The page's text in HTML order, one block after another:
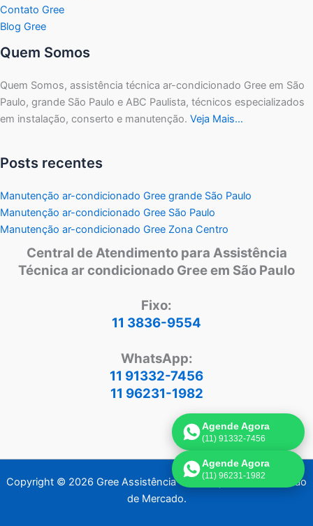
Contato Gree
Blog Gree
Quem Somos
Quem Somos, assistência técnica ar-condicionado Gree em São
Paulo, grande São Paulo e ABC Paulista, técnicos especializados
em instalação, conserto e manutenção. Veja Mais…
Posts recentes
Manutenção ar-condicionado Gree grande São Paulo
Manutenção ar-condicionado Gree São Paulo
Manutenção ar-condicionado Gree Zona Centro
Central de Atendimento para Assistência
Técnica ar condicionado Gree em São Paulo
Fixo:
11 3836-9554
WhatsApp:
11 91332-7456
11 96231-1982
Copyright © 2026 Gree Assistência Técnica | Criado por:
Visão
de Mercado.
Agende Agora
(11) 91332-7456
Agende Agora
(11) 96231-1982